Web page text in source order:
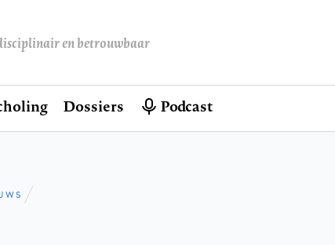
en betrouwbaar
Dossiers Podcast